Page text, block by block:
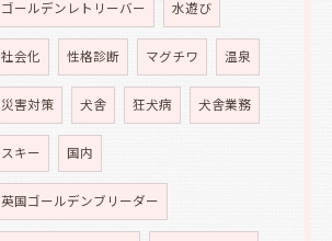
ゴールデンレトリーバー 水遊び
社会化 性格診断 マグチワ 温泉
災害対策 犬舎 狂犬病 犬舎業務
スキー 国内
英国ゴールデンブリーダー